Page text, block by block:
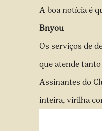
A boa notícia é
Bnyou
Os serviços de
que atende
Assinantes do
inteira, virilha